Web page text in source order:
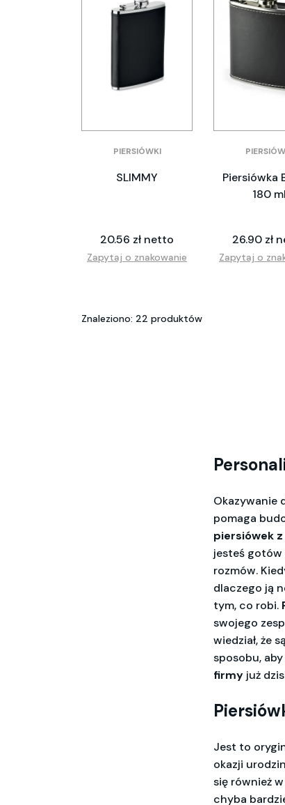
PIERSIÓWKI
SLIMMY
20.56 zł netto
Zapytaj o znakowanie
Piersiówka
180 ml
26.90 zł
Zapytaj o
Znaleziono: 22 produktów
Okazywanie
pomaga
piersiówek
jesteś gotów
rozmów.
dlaczego ją
tym, co robi.
swojego
wiedział, że
sposobu,
firmy już
Jest to
okazji
się również
chyba